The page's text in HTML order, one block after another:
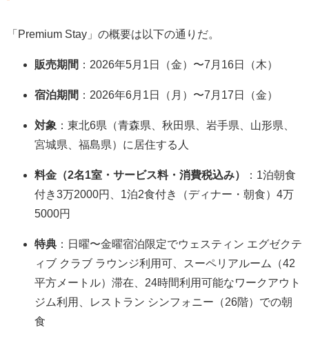
「Premium Stay」の概要は以下の通りだ。
販売期間 ：2026年5月1日（金）〜7月16日（木）
宿泊期間 ：2026年6月1日（月）〜7月17日（金）
対象 ：東北6県（青森県、秋田県、岩手県、山形県、
宮城県、福島県）に居住する人
料金（2名1室・サービス料・消費税込み）
：1泊朝食
付き3万2000円、1泊2食付き（ディナー・朝食）4万
5000円
特典 ：日曜〜金曜宿泊限定でウェスティン エグゼクテ
ィブ クラブ ラウンジ利用可、スーペリアルーム（42
平方メートル）滞在、24時間利用可能なワークアウト
ジム利用、レストラン シンフォニー（26階）での朝
食